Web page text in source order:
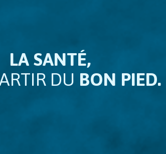
LA SANTÉ,
DU BON PIED.